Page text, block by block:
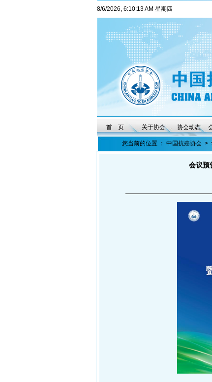
8/6/2026, 6:10:13 AM 星期四
首 页 关于协会 协会动态
您当前的位置 ： 中国抗癌协会 >
会议预